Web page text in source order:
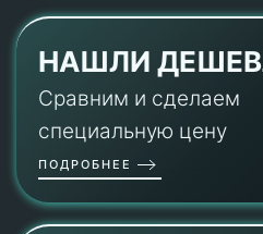
НАШЛИ
Сравним и сделаем
специальную цену
ПОДРОБНЕЕ